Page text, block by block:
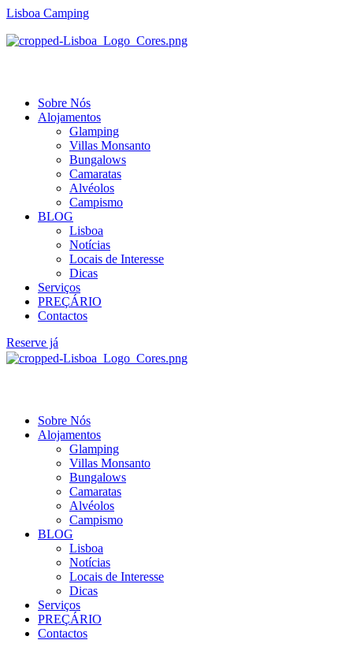
Lisboa Camping
Menu
Sobre Nós
Alojamentos
Glamping
Villas Monsanto
Bungalows
Camaratas
Alvéolos
Campismo
BLOG
Lisboa
Notícias
Locais de Interesse
Dicas
Serviços
PREÇÁRIO
Contactos
Reserve já
Sobre Nós
Alojamentos
Glamping
Villas Monsanto
Bungalows
Camaratas
Alvéolos
Campismo
BLOG
Lisboa
Notícias
Locais de Interesse
Dicas
Serviços
PREÇÁRIO
Contactos